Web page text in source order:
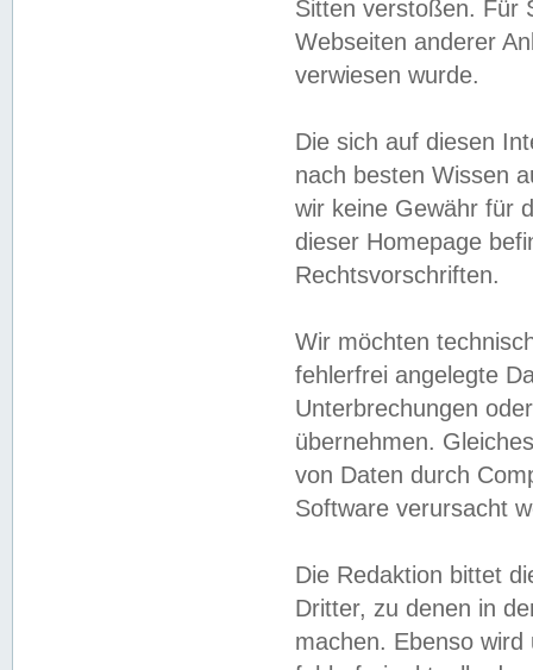
Sitten verstoßen. Für
Webseiten anderer
verwiesen wurde.
Die sich auf diesen
nach besten Wissen
wir keine Gewähr für
dieser Homepage
Rechtsvorschriften.
Wir möchten
fehlerfrei angelegte
Unterbrechungen
übernehmen.
von Daten durch
Software verursacht
Die Redaktion bittet
Dritter, zu denen in
machen. Ebenso